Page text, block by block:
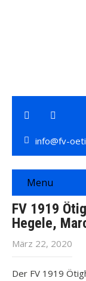
info@fv-
Menu
FV 1919
Hegele,
März 22, 2020
Der FV 1919